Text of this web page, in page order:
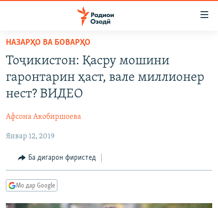
Ҷаҳиш
мояи
аслӣ
Ҷаҳиш
ба
феҳристи
аслӣ
Ҷаҳиш
ҷустор
ИҚТИСОД
ҚАЗИЯИ "КРОКУС"
ОСИЁИ МАРКАЗӢ
ФАРҲАНГ
ВАРЗИШ
ГАПИ ОЗОД
РӮЗГОРИ МУҲОҶИР
ТАҲҚИҚОТ
ҶАНГ ДАР УКРАИНА
НАЗАРИ МАРДУМ
ОЗОДӢ ОНЛАЙН
ВИДЕО
РӮЙХАТҲО
НАЗАРҲО ВА БОВАРҲО
Тоҷикистон: Қасру мошини
гаронтарин ҳаст, вале миллионер
нест? ВИДЕО
Афсона Акобиршоева
Январ 12, 2019
Ба дигарон фиристед
Мо дар Google